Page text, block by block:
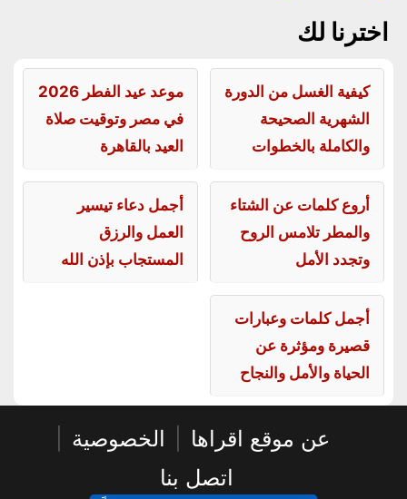
اخترنا لك
كيفية الغسل من الدورة
الشهرية الصحيحة
والكاملة بالخطوات
موعد عيد الفطر 2026
في مصر وتوقيت صلاة
العيد بالقاهرة
أروع كلمات عن الشتاء
والمطر تلامس الروح
وتجدد الأمل
أجمل دعاء تيسير
العمل والرزق
المستجاب بإذن الله
أجمل كلمات وعبارات
قصيرة ومؤثرة عن
الحياة والأمل والنجاح
عن موقع اقراها الخصوصية
اتصل بنا